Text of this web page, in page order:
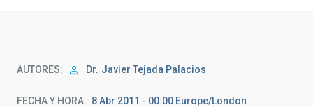
navegación
AUTORES Dr. Javier Tejada Palacios
FECHA Y HORA 8 Abr 2011 - 00:00 Europe/London